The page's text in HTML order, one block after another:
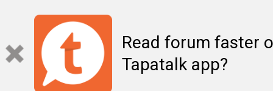
Read forum faster
Tapatalk app?